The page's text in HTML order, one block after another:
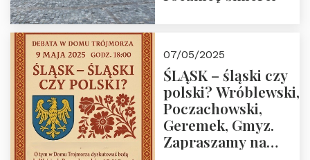
07/05/2025
ŚLĄSK – śląski czy
polski? Wróblewski,
Poczachowski,
Geremek, Gmyz.
Zapraszamy na